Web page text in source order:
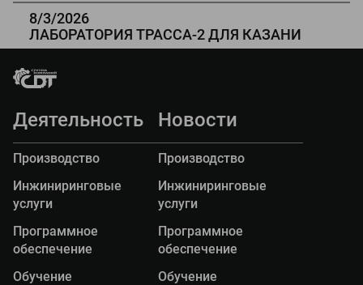
дорог «Стрела ТП» Заказчику в г Дербенте.
8/3/2026
ЛАБОРАТОРИЯ ТРАССА-2 ДЛЯ КАЗАНИ
строительный университет г. Казани получил
передвижную дорожную лабораторию
Деятельность
Производство
Инжиниринговые
услуги
Программное
обеспечение
Обучение
Новости
Производство
Инжиниринговые
услуги
Программное
обеспечение
Обучение